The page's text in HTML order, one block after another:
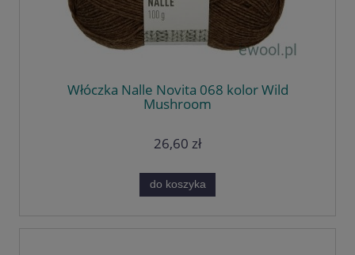
Włóczka Nalle Novita 068 kolor Wild
Mushroom
26,60 zł
do koszyka